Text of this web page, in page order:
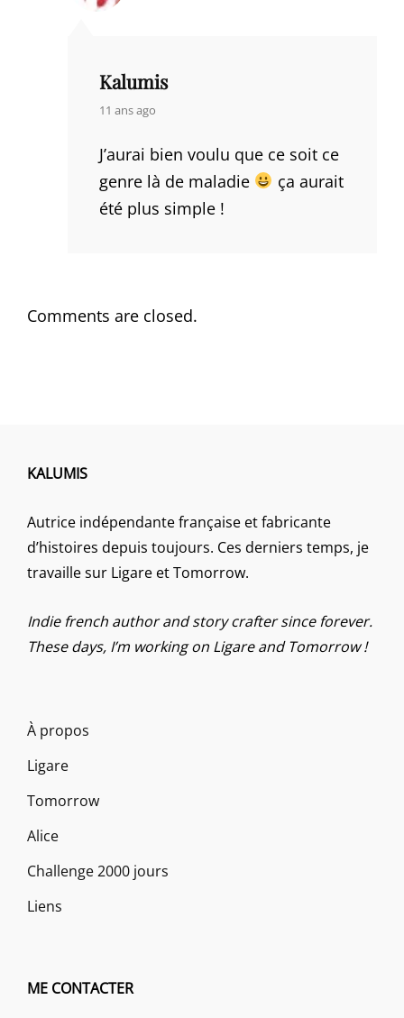
Kalumis
says:
11 ans ago
J’aurai bien voulu que ce soit ce
genre là de maladie
ça aurait
été plus simple !
Comments are closed.
KALUMIS
Autrice indépendante française et fabricante
d’histoires depuis toujours. Ces derniers temps, je
travaille sur Ligare et Tomorrow.
Indie french author and story crafter since forever.
These days, I’m working on Ligare and Tomorrow !
À propos
Ligare
Tomorrow
Alice
Challenge 2000 jours
Liens
ME CONTACTER